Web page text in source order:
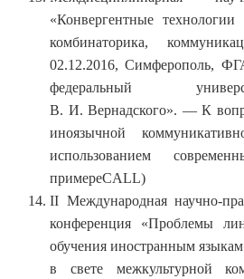
«Конвергентные
комбинаторика,
02.12.2016, Симферополь,
федеральный
В. И. Вернадского». — К
иноязычной
использованием
примереCALL)
II Международная научно-
конференция «Проблемы
обучения иностранным
в свете межкультурной